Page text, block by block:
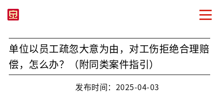
单位以员工疏忽大意为由，对工伤拒绝合理赔
偿，怎么办？（附同类案件指引）
发布时间：2025-04-03